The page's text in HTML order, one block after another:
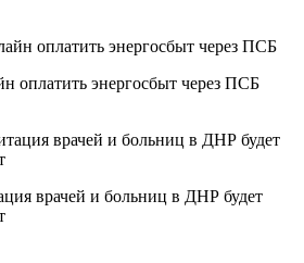
оплатить энергосбыт через ПСБ
врачей и больниц в ДНР будет